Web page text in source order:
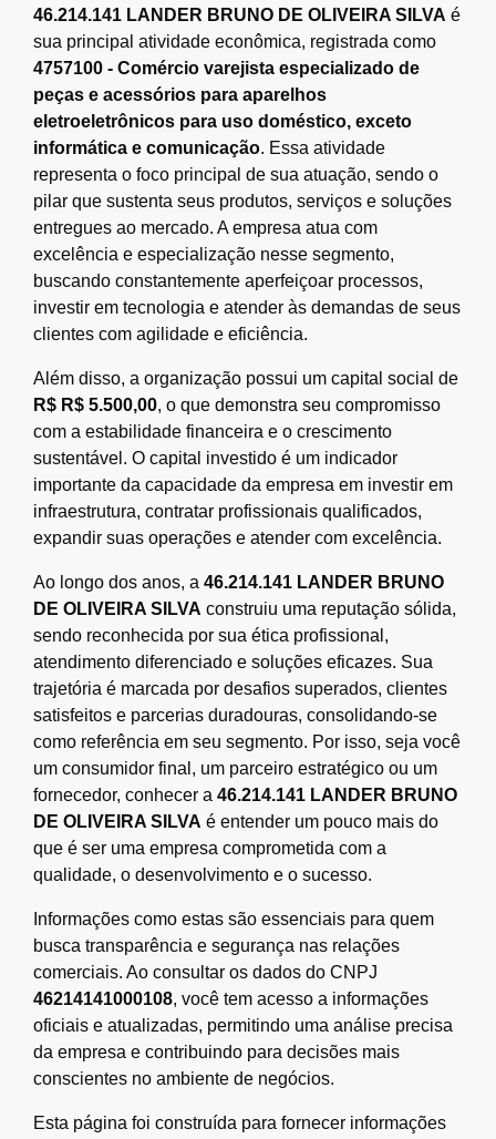
46.214.141 LANDER BRUNO DE OLIVEIRA SILVA é
sua principal atividade econômica, registrada como
4757100 - Comércio varejista especializado de
peças e acessórios para aparelhos
eletroeletrônicos para uso doméstico, exceto
informática e comunicação. Essa atividade
representa o foco principal de sua atuação, sendo o
pilar que sustenta seus produtos, serviços e soluções
entregues ao mercado. A empresa atua com
excelência e especialização nesse segmento,
buscando constantemente aperfeiçoar processos,
investir em tecnologia e atender às demandas de seus
clientes com agilidade e eficiência.
Além disso, a organização possui um capital social de
R$ R$ 5.500,00, o que demonstra seu compromisso
com a estabilidade financeira e o crescimento
sustentável. O capital investido é um indicador
importante da capacidade da empresa em investir em
infraestrutura, contratar profissionais qualificados,
expandir suas operações e atender com excelência.
Ao longo dos anos, a 46.214.141 LANDER BRUNO
DE OLIVEIRA SILVA construiu uma reputação sólida,
sendo reconhecida por sua ética profissional,
atendimento diferenciado e soluções eficazes. Sua
trajetória é marcada por desafios superados, clientes
satisfeitos e parcerias duradouras, consolidando-se
como referência em seu segmento. Por isso, seja você
um consumidor final, um parceiro estratégico ou um
fornecedor, conhecer a 46.214.141 LANDER BRUNO
DE OLIVEIRA SILVA é entender um pouco mais do
que é ser uma empresa comprometida com a
qualidade, o desenvolvimento e o sucesso.
Informações como estas são essenciais para quem
busca transparência e segurança nas relações
comerciais. Ao consultar os dados do CNPJ
46214141000108, você tem acesso a informações
oficiais e atualizadas, permitindo uma análise precisa
da empresa e contribuindo para decisões mais
conscientes no ambiente de negócios.
Esta página foi construída para fornecer informações